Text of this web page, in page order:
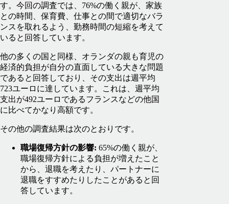
す。今回の調査では、76%の働く親が、家族
との時間、保育費、仕事との間で適切なバラ
ンスを取れるよう、勤務時間の短縮を考えて
いると回答しています。
他の多くの国と同様、オランダの親も育児の
経済的負担が自分の直面している大きな問題
であると回答しており、その支出は週平均
723ユーロに達しています。これは、週平均
支出が492ユーロであるフランスなどの他国
に比べてかなり高額です。
その他の調査結果は次のとおりです。
職場復帰方針の影響: 65%の働く親が、
職場復帰方針による負担が増えたこと
から、退職を考えたり、パートナーに
退職をすすめたりしたことがあると回
答しています。